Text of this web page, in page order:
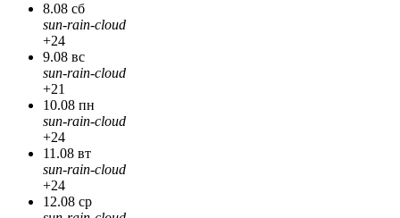
8.08 сб
sun-rain-cloud
+24
9.08 вс
sun-rain-cloud
+21
10.08 пн
sun-rain-cloud
+24
11.08 вт
sun-rain-cloud
+24
12.08 ср